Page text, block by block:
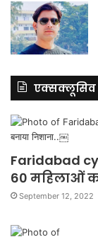
एक्सक्लूसिव
Faridabad
60 महिलाओं
September 12, 2022